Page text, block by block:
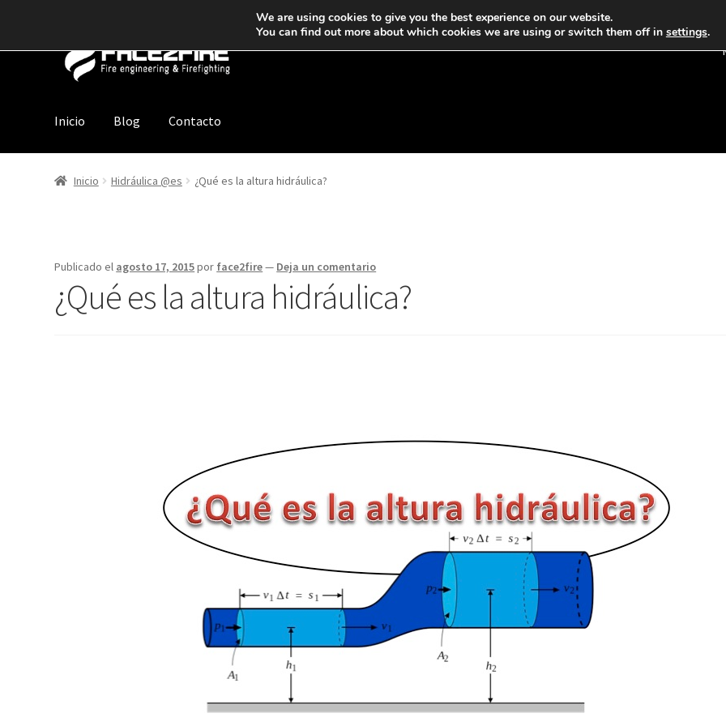
Inicio Blog Contacto
Inicio Hidráulica @es ¿Qué es la altura hidráulica?
Publicado el agosto 17, 2015por face2fire— Deja un comentario
¿Qué es la altura hidráulica?
We are using cookies to give you the best experience on our website.
You can find out more about which cookies we are using or switch them off in settings.